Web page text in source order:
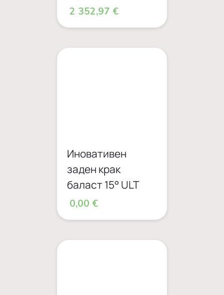
2 352,97 €
Иновативен
заден крак
баласт 15° ULT
0,00 €